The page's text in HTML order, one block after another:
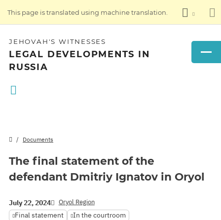
This page is translated using machine translation.
JEHOVAH'S WITNESSES
LEGAL DEVELOPMENTS IN
RUSSIA
Documents
The final statement of the
defendant Dmitriy Ignatov in Oryol
July 22, 2024 Oryol Region
Final statement In the courtroom